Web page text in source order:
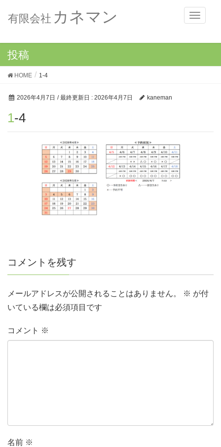
メ
ニ
有限会社 カネマン
投稿
HOME 1-4
2026年4月7日 / 最終更新日 : 2026年4月7日 kaneman
1-4
コメントを残す
メールアドレスが公開されることはありません。 ※ が付
いている欄は必須項目です
コメント ※
名前 ※